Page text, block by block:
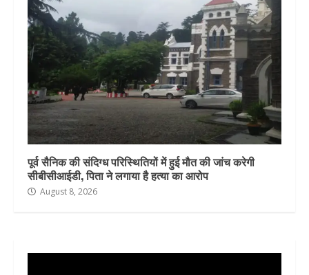
पूर्व सैनिक की संदिग्ध परिस्थितियों में हुई मौत की जांच करेगी
सीबीसीआईडी, पिता ने लगाया है हत्या का आरोप
August 8, 2026